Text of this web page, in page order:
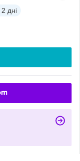
2 дні